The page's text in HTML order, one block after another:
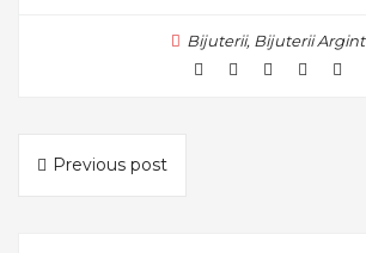
Bijuterii, Bijuterii Argint
Previous post